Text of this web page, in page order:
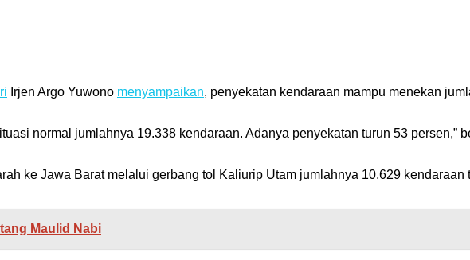
Irjen Argo Yuwono menyampaikan, penyekatan kendaraan mampu menekan
normal jumlahnya 19.338 kendaraan. Adanya penyekatan turun 53 persen,”
ke Jawa Barat melalui gerbang tol Kaliurip Utam jumlahnya 10,629
Maulid Nabi